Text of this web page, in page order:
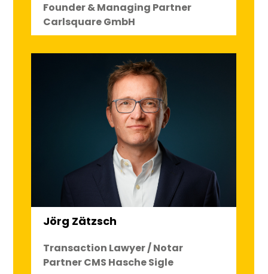
Founder & Managing Partner
Carlsquare GmbH
Jörg Zätzsch
Transaction Lawyer / Notar
Partner CMS Hasche Sigle